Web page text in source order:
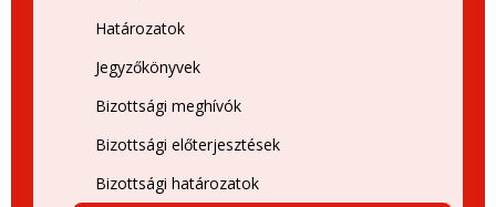
Határozatok
Jegyzőkönyvek
Bizottsági meghívók
Bizottsági előterjesztések
Bizottsági határozatok